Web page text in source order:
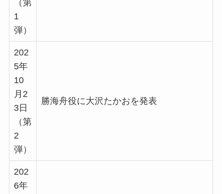
（第
1
弾）
202
5年
10
月2
3日
（第
2
弾）
勝海舟役に大沢たかおを発表
202
6年